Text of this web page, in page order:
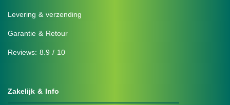
Levering & verzending
Garantie & Retour
Reviews: 8.9 / 10
Zakelijk & Info